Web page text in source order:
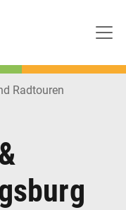
Radtouren